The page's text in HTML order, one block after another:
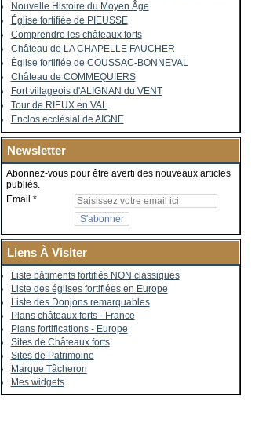
Nouvelle Histoire du Moyen Âge
Église fortifiée de PIEUSSE
Comprendre les châteaux forts
Château de LA CHAPELLE FAUCHER
Église fortifiée de COUSSAC-BONNEVAL
Château de COMMEQUIERS
Fort villageois d'ALIGNAN du VENT
Tour de RIEUX en VAL
Enclos ecclésial de AIGNE
Newsletter
Abonnez-vous pour être averti des nouveaux articles
publiés.
Email
Liens À Visiter
Liste bâtiments fortifiés NON classiques
Liste des églises fortifiées en Europe
Liste des Donjons remarquables
Plans châteaux forts - France
Plans fortifications - Europe
Sites de Châteaux forts
Sites de Patrimoine
Marque Tâcheron
Mes widgets